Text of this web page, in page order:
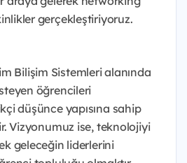
gerçekleştiriyoruz.
Bilişim Sistemleri alanında
öğrencileri
düşünce yapısına sahip
Vizyonumuz ise, teknolojiyi
geleceğin liderlerini